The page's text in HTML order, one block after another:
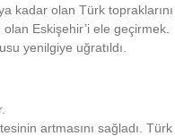
kadar olan Türk
Eskişehir’i ele geçirmek.
yenilgiye uğratıldı.
artmasını sağladı.